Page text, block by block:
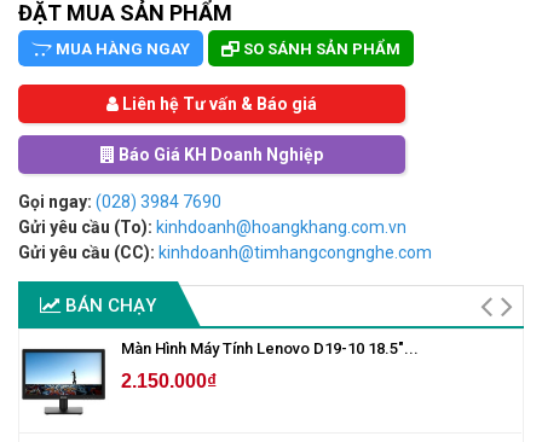
ĐẶT MUA SẢN PHẨM
MUA HÀNG NGAY SO SÁNH SẢN PHẨM
Liên hệ Tư vấn & Báo giá
Báo Giá KH Doanh Nghiệp
Gọi ngay: (028) 3984 7690
Gửi yêu cầu (To): kinhdoanh@hoangkhang.com.vn
Gửi yêu cầu (CC): kinhdoanh@timhangcongnghe.com
BÁN CHẠY
Màn Hình Máy Tính Lenovo D19-10 18.5"...
2.150.000₫